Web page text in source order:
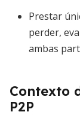
Prestar
perder,
ambas
Contexto
P2P